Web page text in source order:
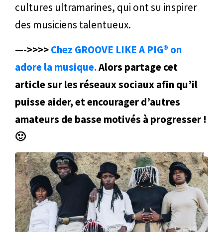
cultures ultramarines, qui ont su inspirer
des musiciens talentueux.
—->>>>Chez GROOVE LIKE A PIG® on
adore la musique.Alors partage cet
article sur les réseaux sociaux afin qu’il
puisse aider, et encourager d’autres
amateurs de basse motivés à progresser !
🙂